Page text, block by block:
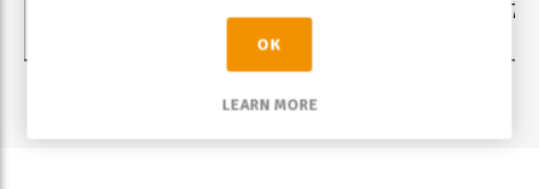
475
OK
LEARN MORE